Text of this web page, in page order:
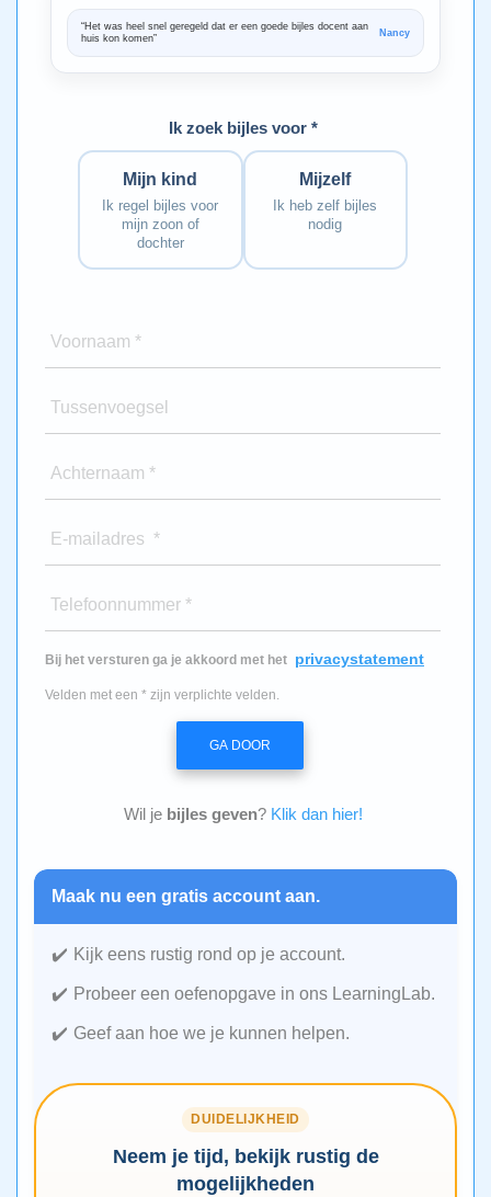
“Het was heel snel geregeld dat er een goede bijles docent aan
huis kon komen”
Nancy
Ik zoek bijles voor *
Mijn kind
Ik regel bijles voor
mijn zoon of
dochter
Mijzelf
Ik heb zelf bijles
nodig
Voornaam *
Tussenvoegsel
Achternaam *
E-mailadres *
Telefoonnummer *
Bij het versturen ga je akkoord met het privacystatement
Velden met een * zijn verplichte velden.
GA DOOR
Wil je bijles geven? Klik dan hier!
Maak nu een gratis account aan.
Kijk eens rustig rond op je account.
Probeer een oefenopgave in ons LearningLab.
Geef aan hoe we je kunnen helpen.
DUIDELIJKHEID
Neem je tijd, bekijk rustig de
mogelijkheden